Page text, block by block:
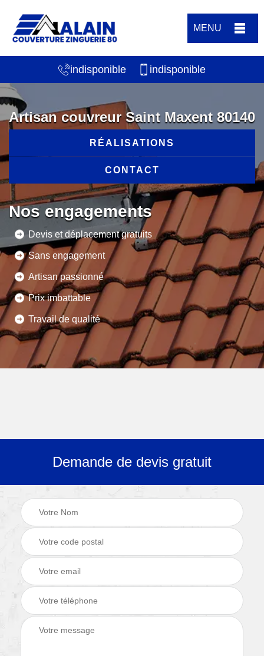
MENU
indisponible indisponible
Artisan couvreur Saint Maxent 80140
RÉALISATIONS
CONTACT
Nos engagements
Devis et déplacement gratuits
Sans engagement
Artisan passionné
Prix imbattable
Travail de qualité
Demande de devis gratuit